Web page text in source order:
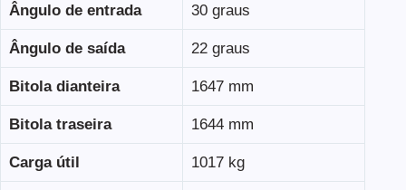
Ângulo de entrada 30 graus
Ângulo de saída 22 graus
Bitola dianteira 1647 mm
Bitola traseira 1644 mm
Carga útil 1017 kg